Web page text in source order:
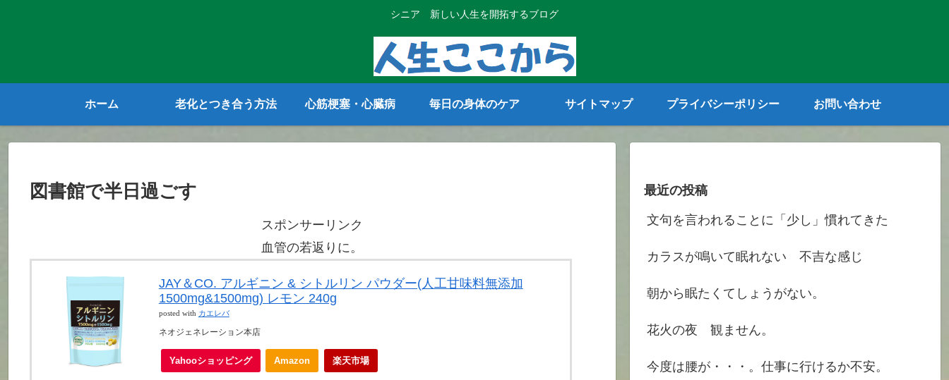
シニア 新しい人生を開拓するブログ
ホーム 老化とつき合う方法 心筋梗塞・心臓病 毎日の身体のケア サイトマップ プライバシーポリシー お問い合わせ
図書館で半日過ごす
スポンサーリンク
血管の若返りに。
JAY＆CO. アルギニン & シトルリン パウダー(人工甘味料無添加
1500mg&1500mg) レモン 240g
posted with カエレバ
ネオジェネレーション本店
Yahooショッピング Amazon 楽天市場
最近の投稿
文句を言われることに「少し」慣れてきた
カラスが鳴いて眠れない 不吉な感じ
朝から眠たくてしょうがない。
花火の夜 観ません。
今度は腰が・・・。仕事に行けるか不安。